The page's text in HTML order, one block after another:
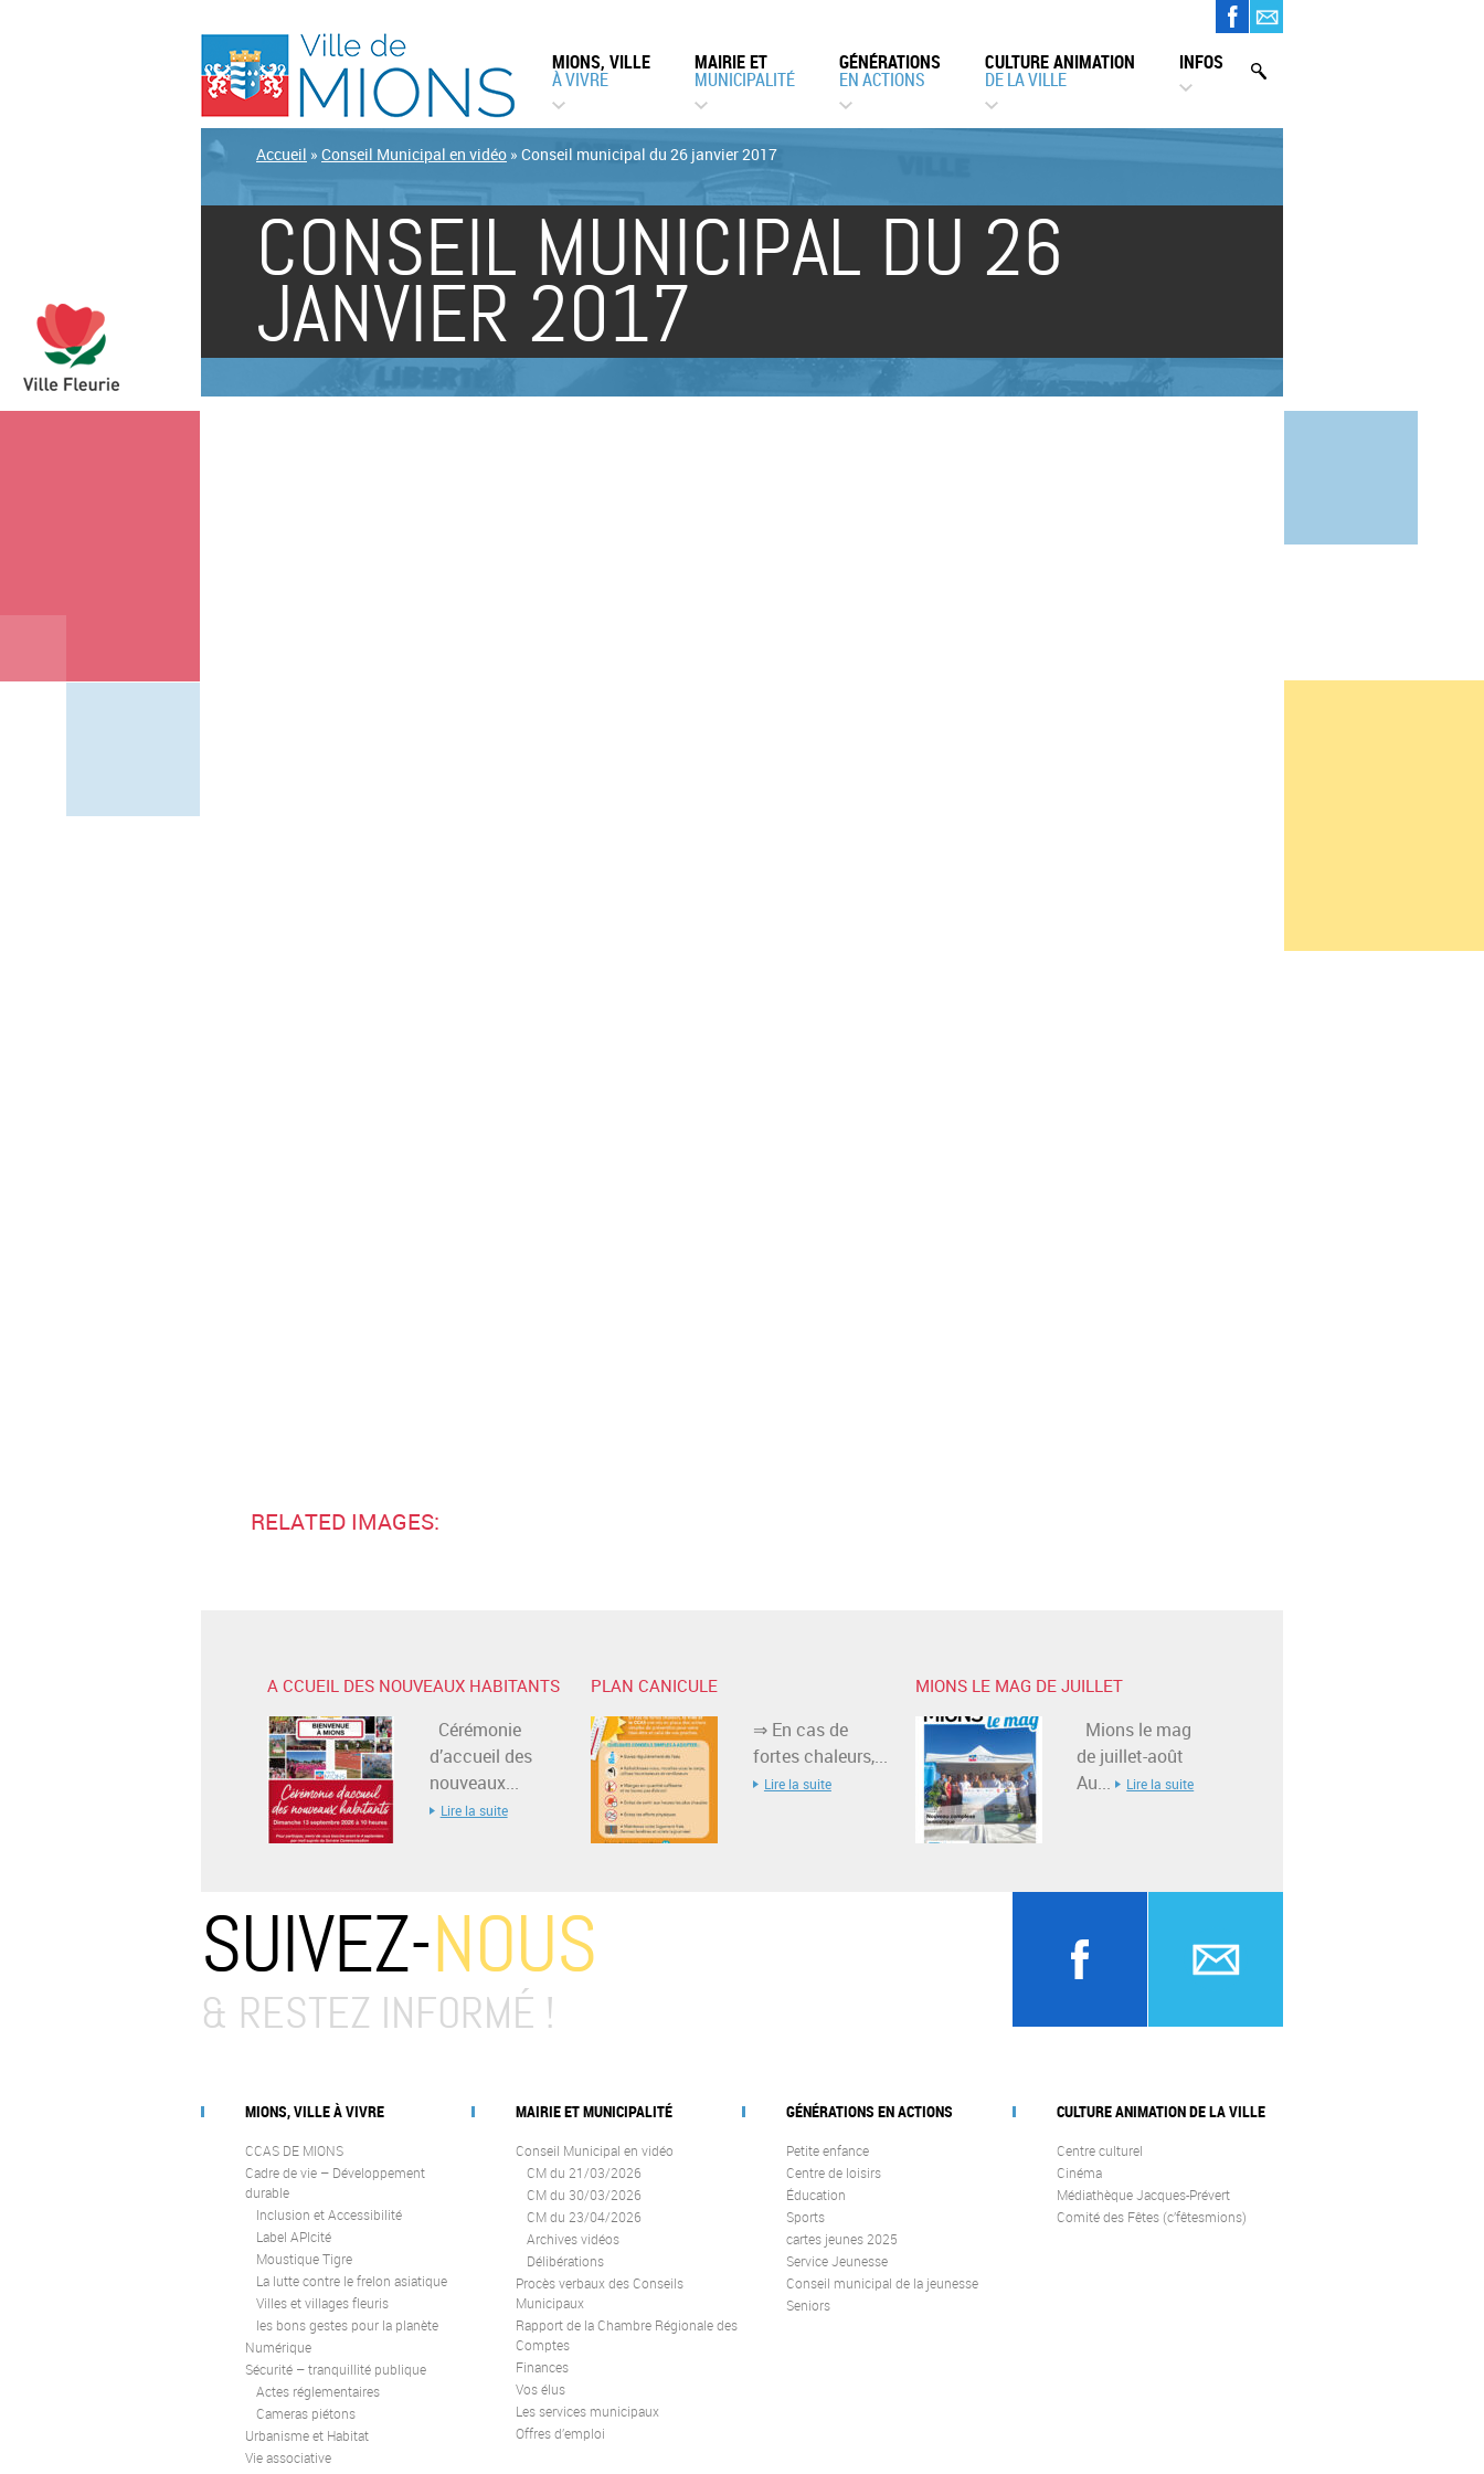
MIONS, VILLE
À VIVRE
MAIRIE ET
MUNICIPALITÉ
GÉNÉRATIONS
EN ACTIONS
CULTURE ANIMATION
DE LA VILLE
INFOS
Accueil » Conseil Municipal en vidéo » Conseil municipal du 26 janvier 2017
CONSEIL MUNICIPAL DU 26
JANVIER 2017
RELATED IMAGES:
A CCUEIL DES NOUVEAUX HABITANTS
Cérémonie
d’accueil des
nouveaux...
Lire la suite
PLAN CANICULE
⇒ En cas de
fortes chaleurs,...
Lire la suite
MIONS LE MAG DE JUILLET
Mions le mag
de juillet-août
Au...
Lire la suite
SUIVEZ-NOUS
& RESTEZ INFORMÉ !
MIONS, VILLE À VIVRE
CCAS DE MIONS
Cadre de vie – Développement
durable
Inclusion et Accessibilité
Label APIcité
Moustique Tigre
La lutte contre le frelon asiatique
Villes et villages fleuris
les bons gestes pour la planète
Numérique
Sécurité – tranquillité publique
Actes réglementaires
Cameras piétons
Urbanisme et Habitat
Vie associative
MAIRIE ET MUNICIPALITÉ
Conseil Municipal en vidéo
CM du 21/03/2026
CM du 30/03/2026
CM du 23/04/2026
Archives vidéos
Délibérations
Procès verbaux des Conseils
Municipaux
Rapport de la Chambre Régionale des
Comptes
Finances
Vos élus
Les services municipaux
Offres d’emploi
GÉNÉRATIONS EN ACTIONS
Petite enfance
Centre de loisirs
Éducation
Sports
cartes jeunes 2025
Service Jeunesse
Conseil municipal de la jeunesse
Seniors
CULTURE ANIMATION DE LA VILLE
Centre culturel
Cinéma
Médiathèque Jacques-Prévert
Comité des Fêtes (c’fêtesmions)